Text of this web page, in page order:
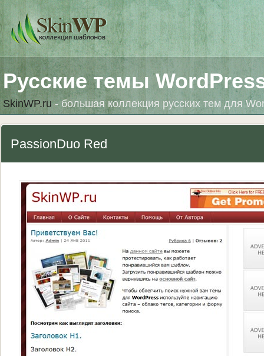
Русские темы
SkinWP.ru- большая коллекция русских тем для
PassionDuo Red